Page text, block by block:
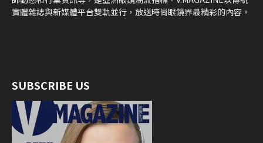
實體雜誌與新媒體平台雙軌並行，放送時尚眼鏡界最精彩的內容。
SUBSCRIBE US